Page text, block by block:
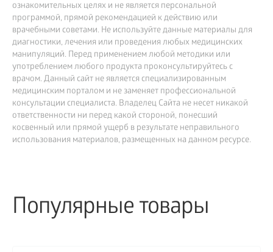
ознакомительных целях и не является персональной
программой, прямой рекомендацией к действию или
врачебными советами. Не используйте данные материалы для
диагностики, лечения или проведения любых медицинских
манипуляций. Перед применением любой методики или
употреблением любого продукта проконсультируйтесь с
врачом. Данный сайт не является специализированным
медицинским порталом и не заменяет профессиональной
консультации специалиста. Владелец Сайта не несет никакой
ответственности ни перед какой стороной, понесший
косвенный или прямой ущерб в результате неправильного
использования материалов, размещенных на данном ресурсе.
Популярные товары